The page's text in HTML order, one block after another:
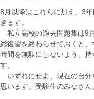
8月以降はこれらに加え、3
きます。
私立高校の過去問題集は9
総復習を終わらせておくと
時間を無駄にしないよう、
す。
いずれにせよ、現在の自分
思います。受験生のみなさん